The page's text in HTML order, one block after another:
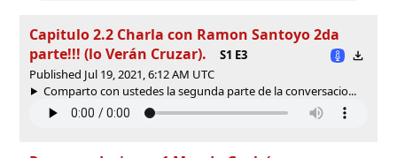
Capitulo 2.2 Charla con Ramon Santoyo 2da
parte!!! (lo Verán Cruzar).
S1 E3
Published Jul 19, 2021, 6:12 AM UTC
Comparto con ustedes la segunda parte de la conversacio...